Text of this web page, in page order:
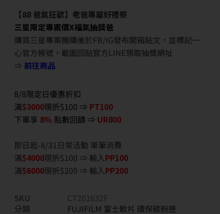
【88 爸氣狂歡】老爸專屬好禮祭
三星限定專案價X福氣抽獎爸
購買三星專案機購後於FB/IG發布開箱貼文，並標記一
心官方帳號，截圖回貼官方LINE領取抽獎網址
⇒ 前往商品
8/8限定日優惠折扣
滿$3000現折$100 ⇒ PT100
下單享 8% 點數回饋 ⇒ UR800
即日起-8/31日常活動 單筆消費
滿$4000現折$100 ⇒ 輸入PP100
滿$6000現折$200 ⇒ 輸入PP200
SKU
CT201632F
分類
FUJIFILM 富士軟片 環保碳粉匣